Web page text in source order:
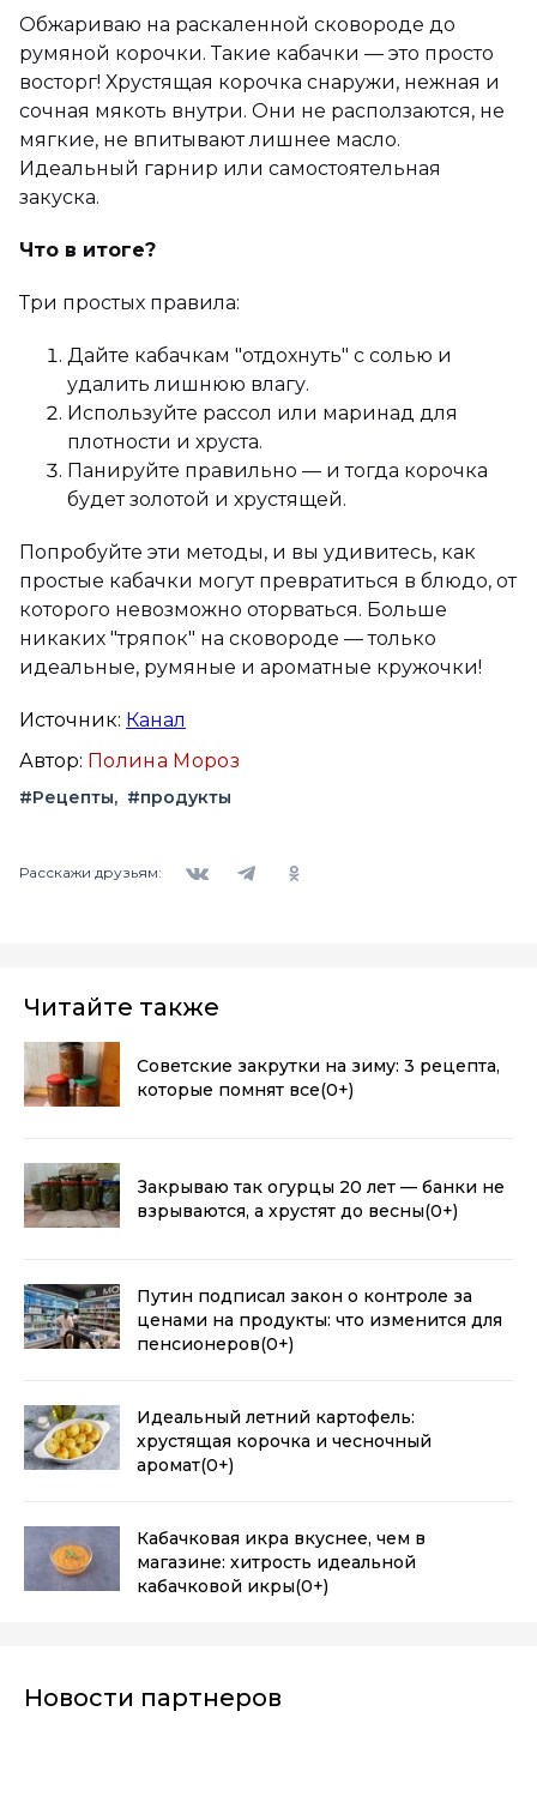
Обжариваю на раскаленной сковороде до
румяной корочки. Такие кабачки — это просто
восторг! Хрустящая корочка снаружи, нежная и
сочная мякоть внутри. Они не расползаются, не
мягкие, не впитывают лишнее масло.
Идеальный гарнир или самостоятельная
закуска.
Что в итоге?
Три простых правила:
Дайте кабачкам "отдохнуть" с солью и
удалить лишнюю влагу.
Используйте рассол или маринад для
плотности и хруста.
Панируйте правильно — и тогда корочка
будет золотой и хрустящей.
Попробуйте эти методы, и вы удивитесь, как
простые кабачки могут превратиться в блюдо, от
которого невозможно оторваться. Больше
никаких "тряпок" на сковороде — только
идеальные, румяные и ароматные кружочки!
Источник: Канал
Автор: Полина Мороз
#Рецепты #продукты
Расскажи друзьям:
Читайте также
Советские закрутки на зиму: 3 рецепта,
которые помнят все(0+)
Закрываю так огурцы 20 лет — банки не
взрываются, а хрустят до весны(0+)
Путин подписал закон о контроле за
ценами на продукты: что изменится для
пенсионеров(0+)
Идеальный летний картофель:
хрустящая корочка и чесночный
аромат(0+)
Кабачковая икра вкуснее, чем в
магазине: хитрость идеальной
кабачковой икры(0+)
Новости партнеров